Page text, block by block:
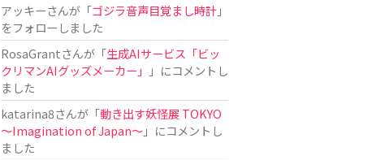
アッキーさんが「ゴジラ音声目覚まし時計」
をフォローしました
RosaGrantさんが「生成AIサービス「ビッ
クリマンAIグッズメーカー」
」にコメントし
ました
katarina8さんが「動き出す妖怪展 TOKYO
〜Imagination of Japan〜」にコメントし
ました